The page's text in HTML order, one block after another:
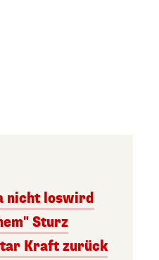
nicht loswird
Sturz
Kraft zurück